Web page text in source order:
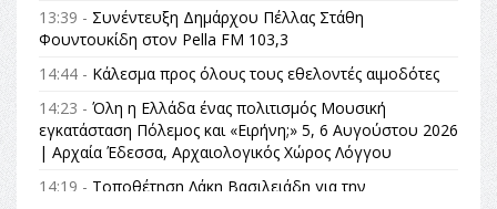
13:39 - Συνέντευξη Δημάρχου Πέλλας Στάθη
Φουντουκίδη στον Pella FM 103,3
14:44 - Κάλεσμα προς όλους τους εθελοντές αιμοδότες
14:23 - Όλη η Ελλάδα ένας πολιτισμός Μουσική
εγκατάσταση Πόλεμος και «Ειρήνη;» 5, 6 Αυγούστου 2026
| Αρχαία Έδεσσα, Αρχαιολογικός Χώρος Λόγγου
14:19 - Τοποθέτηση Λάκη Βασιλειάδη για την